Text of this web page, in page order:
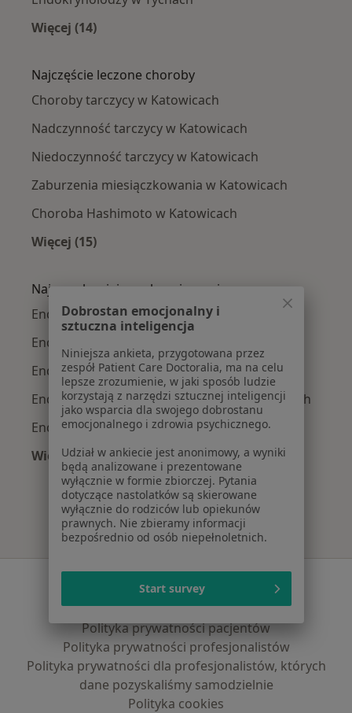
Więcej (14)
Najczęście leczone choroby
Choroby tarczycy w Katowicach
Nadczynność tarczycy w Katowicach
Niedoczynność tarczycy w Katowicach
Zaburzenia miesiączkowania w Katowicach
Choroba Hashimoto w Katowicach
Więcej (15)
Najpopularniejsze ubezpieczenia
Endokrynolodzy z Allianz w Katowicach
Endokrynolodzy z POLMED w Katowicach
Endokrynolodzy z Signal Iduna w Katowicach
Endokrynolodzy z Medica Polska w Katowicach
Endokrynolodzy z Compensa w Katowicach
Więcej (8)
Więcej w kategorii: Najpopularniejsze
Regulamin
Polityka prywatności pacjentów
Polityka prywatności profesjonalistów
Polityka prywatności dla profesjonalistów, których
dane pozyskaliśmy samodzielnie
Polityka cookies
Dobrostan emocjonalny i
sztuczna inteligencja
Niniejsza ankieta, przygotowana przez
zespół Patient Care Doctoralia, ma na celu
lepsze zrozumienie, w jaki sposób ludzie
korzystają z narzędzi sztucznej inteligencji
jako wsparcia dla swojego dobrostanu
emocjonalnego i zdrowia psychicznego.
Udział w ankiecie jest anonimowy, a wyniki
będą analizowane i prezentowane
wyłącznie w formie zbiorczej. Pytania
dotyczące nastolatków są skierowane
wyłącznie do rodziców lub opiekunów
prawnych. Nie zbieramy informacji
bezpośrednio od osób niepełnoletnich.
Start survey